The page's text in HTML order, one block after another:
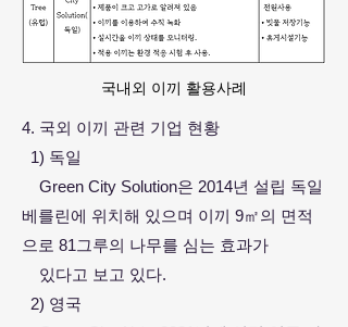
국내외 이끼 활용사례
4. 국외 이끼 관련 기업 현황
1) 독일
Green City Solution은 2014년 설립 독일
베를린에 위치해 있으며 이끼 9㎡의 면적
으로 81그루의 나무를 심는 효과가
있다고 보고 있다.
2) 영국